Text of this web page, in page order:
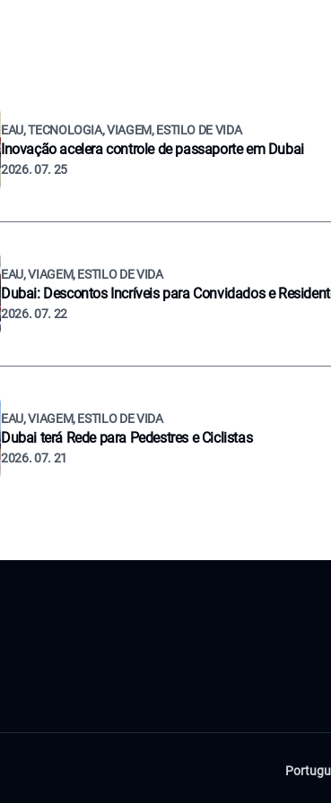
EAU, TECNOLOGIA, VIAGEM, ESTILO DE VIDA
Inovação acelera controle de passaporte em Dubai
2026. 07. 25
EAU, VIAGEM, ESTILO DE VIDA
Dubai: Descontos Incríveis para Convidados e
2026. 07. 22
EAU, VIAGEM, ESTILO DE VIDA
Dubai terá Rede para Pedestres e Ciclistas
2026. 07. 21